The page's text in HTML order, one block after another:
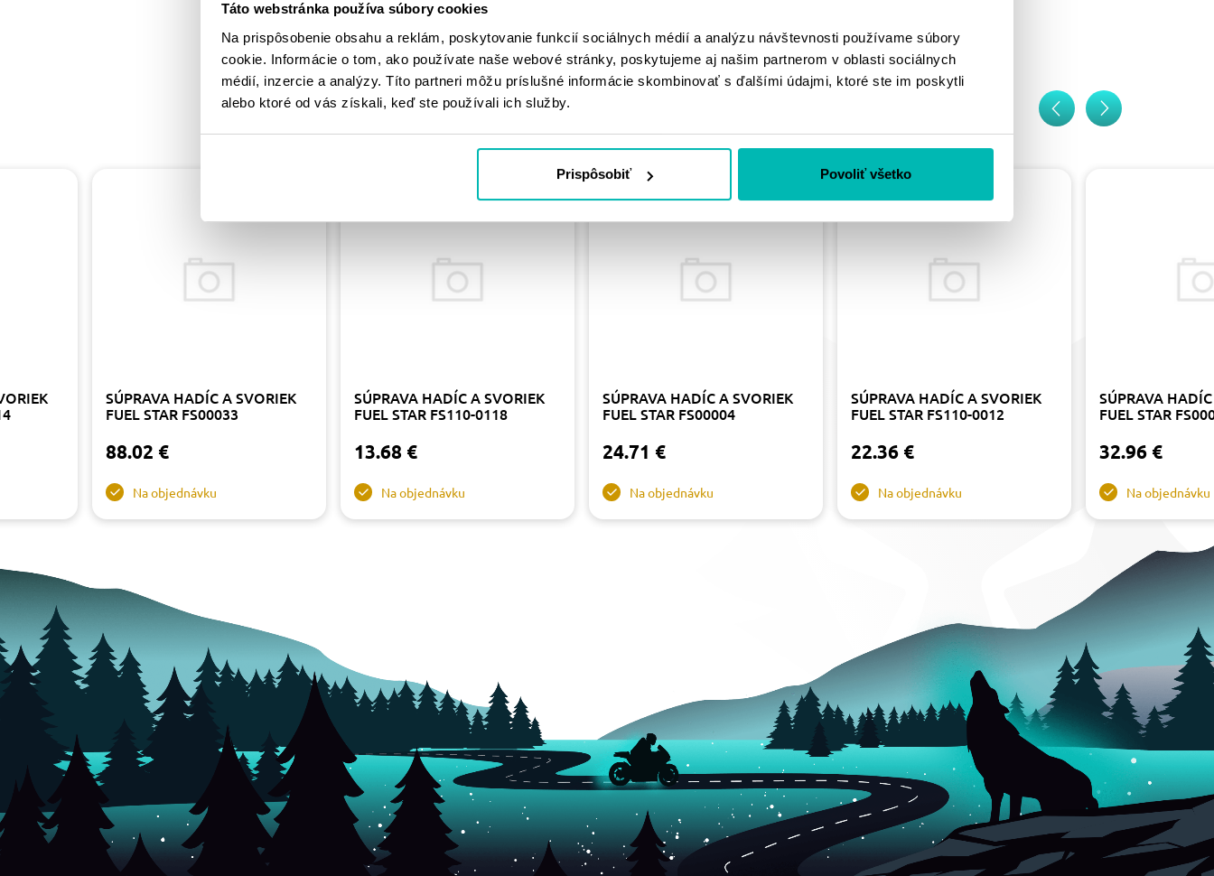
Táto webstránka používa súbory cookies
Na prispôsobenie obsahu a reklám, poskytovanie funkcií sociálnych médií a analýzu návštevnosti používame súbory
cookie. Informácie o tom, ako používate naše webové stránky, poskytujeme aj našim partnerom v oblasti sociálnych
médií, inzercie a analýzy. Títo partneri môžu príslušné informácie skombinovať s ďalšími údajmi, ktoré ste im poskytli
alebo ktoré od vás získali, keď ste používali ich služby.
Prispôsobiť Povoliť všetko
PODOBNÉ
SÚPRAVA HADÍC A SVORIEK
FUEL STAR FS00033
88.02 €
Na objednávku
SÚPRAVA HADÍC A SVORIEK
FUEL STAR FS110-0118
13.68 €
Na objednávku
SÚPRAVA HADÍC A SVORIEK
FUEL STAR FS00004
24.71 €
Na objednávku
SÚPRAVA HADÍC A SVORIEK
FUEL STAR FS110-0012
22.36 €
Na objednávku
SÚPRAVA
FUEL STAR
32.96 €
Na objednávku